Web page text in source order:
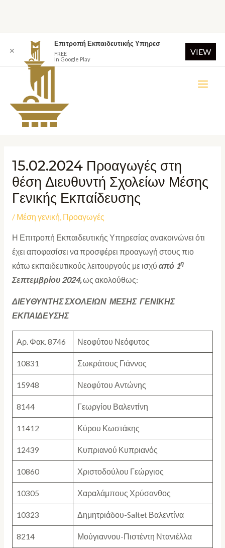
15.02.2024 Προαγωγές στη
θέση Διευθυντή Σχολείων Μέσης
Γενικής Εκπαίδευσης
/ Μέση γενική, Προαγωγές
Η Επιτροπή Εκπαιδευτικής Υπηρεσίας ανακοινώνει ότι
έχει αποφασίσει να προσφέρει προαγωγή στους πιο
κάτω εκπαιδευτικούς λειτουργούς με ισχύ από 1η
Σεπτεμβρίου 2024,ως ακολούθως:
ΔΙΕΥΘΥΝΤΗΣ ΣΧΟΛΕΙΩΝ ΜΕΣΗΣ ΓΕΝΙΚΗΣ
ΕΚΠΑΙΔΕΥΣΗΣ
Αρ. Φακ. 8746 Νεοφύτου Νεόφυτος
10831 Σωκράτους Γιάννος
15948 Νεοφύτου Αντώνης
8144 Γεωργίου Βαλεντίνη
11412 Κύρου Κωστάκης
12439 Κυπριανού Κυπριανός
10860 Χριστοδούλου Γεώργιος
10305 Χαραλάμπους Χρύσανθος
10323 Δημητριάδου-Saltet Βαλεντίνα
8214 Μούγιαννου-Πιστέντη Ντανιέλλα
✕
Επιτροπή Εκπαιδευτικής Υπηρεσ
FREE
In Google Play
VIEW